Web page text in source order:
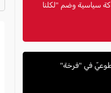
سياسية وضم "لكلنا
في "فرخة"